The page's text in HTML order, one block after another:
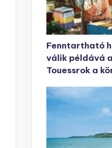
Fenntartható
válik példává
Touessrok a